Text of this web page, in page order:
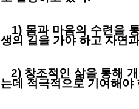
1) 몸과 마음의 수련을
생의 길을 가야 하고 자연
2) 창조적인 삶을 통해
는데 적극적으로 기여해야